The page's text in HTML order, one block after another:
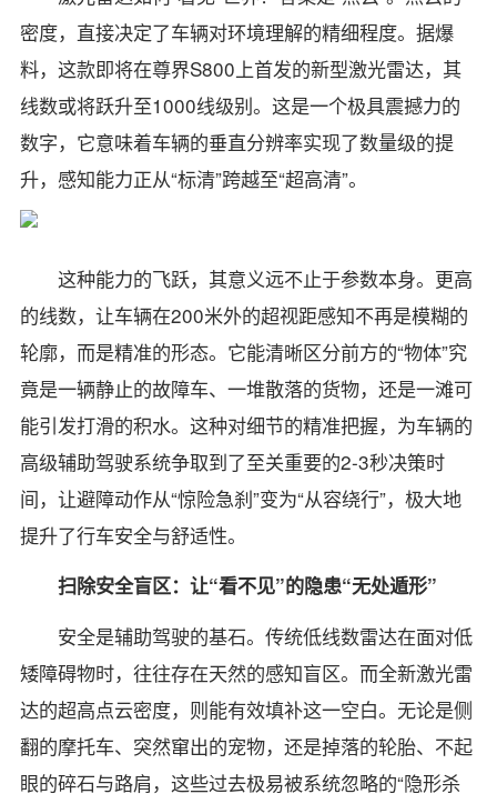
密度，直接决定了车辆对环境理解的精细程度。据爆
料，这款即将在尊界S800上首发的新型激光雷达，其
线数或将跃升至1000线级别。这是一个极具震撼力的
数字，它意味着车辆的垂直分辨率实现了数量级的提
升，感知能力正从“标清”跨越至“超高清”。
这种能力的飞跃，其意义远不止于参数本身。更高
的线数，让车辆在200米外的超视距感知不再是模糊的
轮廓，而是精准的形态。它能清晰区分前方的“物体”究
竟是一辆静止的故障车、一堆散落的货物，还是一滩可
能引发打滑的积水。这种对细节的精准把握，为车辆的
高级辅助驾驶系统争取到了至关重要的2-3秒决策时
间，让避障动作从“惊险急刹”变为“从容绕行”，极大地
提升了行车安全与舒适性。
扫除安全盲区：让“看不见”的隐患“无处遁形”
安全是辅助驾驶的基石。传统低线数雷达在面对低
矮障碍物时，往往存在天然的感知盲区。而全新激光雷
达的超高点云密度，则能有效填补这一空白。无论是侧
翻的摩托车、突然窜出的宠物，还是掉落的轮胎、不起
眼的碎石与路肩，这些过去极易被系统忽略的“隐形杀